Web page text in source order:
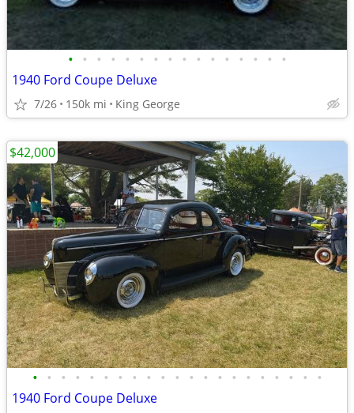
• • • • • • • • • • • • • • • •
1940 Ford Coupe Deluxe
7/26 150k mi King George
• • • • • • • • • • • • • • • • • • • • •
1940 Ford Coupe Deluxe
$42,000